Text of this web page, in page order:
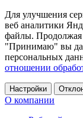
Для улучшения
веб аналитики
файлы. Продолжая
"Принимаю" вы
персональных
отношении
Настройки
О компании